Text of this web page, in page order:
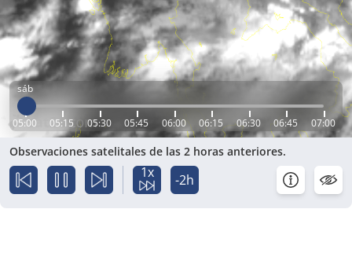
sáb
05:00 05:15 05:30 05:45 06:00 06:15 06:30 06:45 07:00
Observaciones satelitales de las 2 horas anteriores.
1x -2h